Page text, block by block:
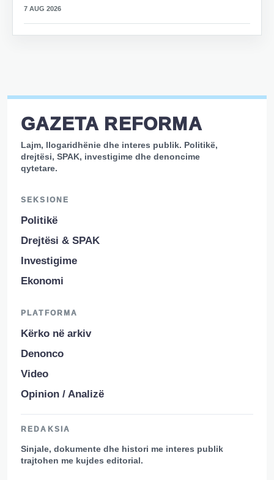
7 AUG 2026
GAZETA REFORMA
Lajm, llogaridhënie dhe interes publik. Politikë,
drejtësi, SPAK, investigime dhe denoncime
qytetare.
SEKSIONE
Politikë
Drejtësi & SPAK
Investigime
Ekonomi
PLATFORMA
Kërko në arkiv
Denonco
Video
Opinion / Analizë
REDAKSIA
Sinjale, dokumente dhe histori me interes publik
trajtohen me kujdes editorial.